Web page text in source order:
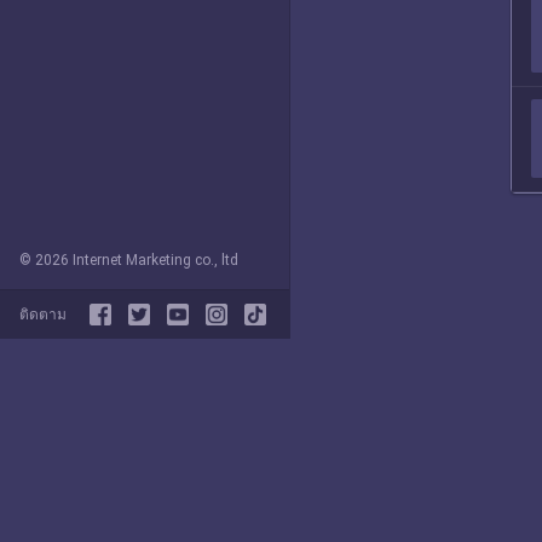
© 2026 Internet Marketing co., ltd
ติดตาม